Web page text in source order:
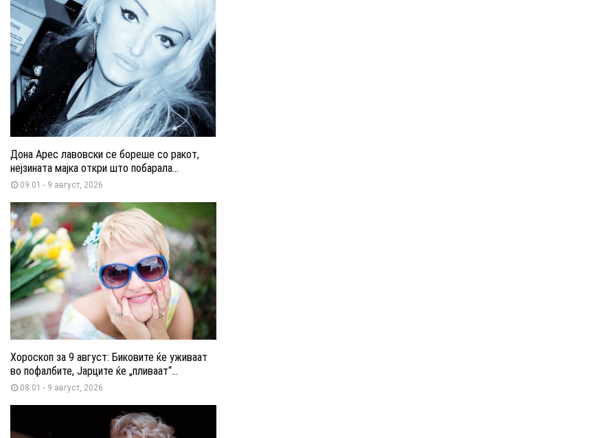
Дона Арес лавовски се бореше со ракот,
нејзината мајка откри што побарала...
09:01 - 9 август, 2026
Хороскоп за 9 август: Биковите ќе уживаат
во пофалбите, Јарците ќе „пливаат“...
08:01 - 9 август, 2026